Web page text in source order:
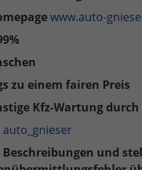
www.auto-
zu einem fairen Preis
Kfz-Wartung
auto_gnieser
und